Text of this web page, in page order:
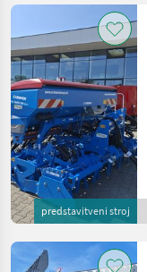
predstavitveni stroj